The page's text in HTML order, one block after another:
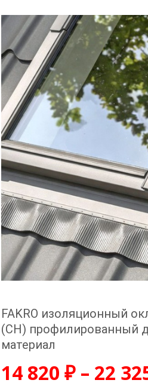
FAKRO изоляционный
(CH) профилированный
материал
14 820 ₽ – 22